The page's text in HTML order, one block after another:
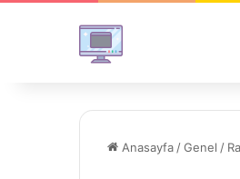
Anasayfa /Genel /